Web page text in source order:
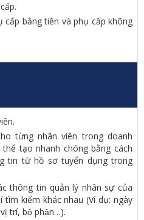
cấp bằng tiền và phụ cấp không
từng nhân viên trong doanh
tạo nhanh chóng bằng cách
tin từ hồ sơ tuyển dụng trong
thông tin quản lý nhân sự của
tìm kiếm khác nhau (Ví dụ: ngày
trí, bộ phận…).